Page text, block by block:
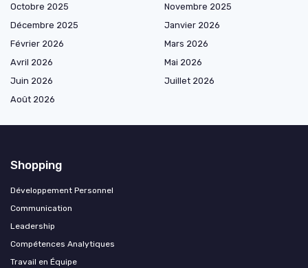
Octobre 2025
Novembre 2025
Décembre 2025
Janvier 2026
Février 2026
Mars 2026
Avril 2026
Mai 2026
Juin 2026
Juillet 2026
Août 2026
Shopping
Développement Personnel
Communication
Leadership
Compétences Analytiques
Travail en Équipe